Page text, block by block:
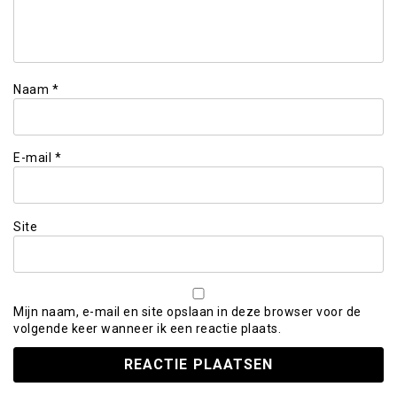
Naam *
E-mail *
Site
Mijn naam, e-mail en site opslaan in deze browser voor de
volgende keer wanneer ik een reactie plaats.